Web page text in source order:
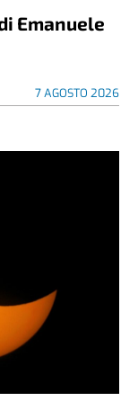
Emanuele
7 AGOSTO 2026